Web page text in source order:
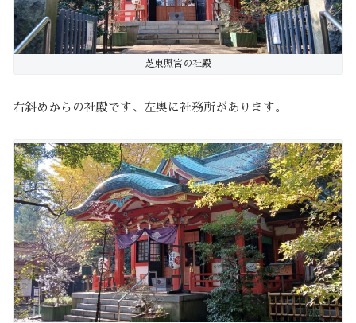
芝東照宮の社殿
右斜めからの社殿です、左奥に社務所があります。